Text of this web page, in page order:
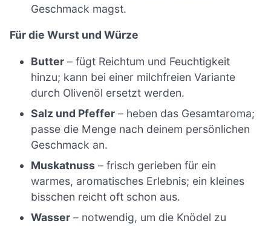
Geschmack magst.
Für die Wurst und Würze
Butter – fügt Reichtum und Feuchtigkeit
hinzu; kann bei einer milchfreien Variante
durch Olivenöl ersetzt werden.
Salz und Pfeffer – heben das Gesamtaroma;
passe die Menge nach deinem persönlichen
Geschmack an.
Muskatnuss – frisch gerieben für ein
warmes, aromatisches Erlebnis; ein kleines
bisschen reicht oft schon aus.
Wasser – notwendig, um die Knödel zu